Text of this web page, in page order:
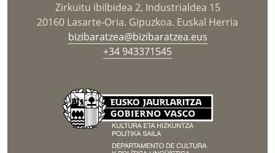
Zirkuitu ibilbidea 2, Industrialdea 15
20160 Lasarte-Oria. Gipuzkoa. Euskal Herria
bizibaratzea@bizibaratzea.eus
+34 943371545